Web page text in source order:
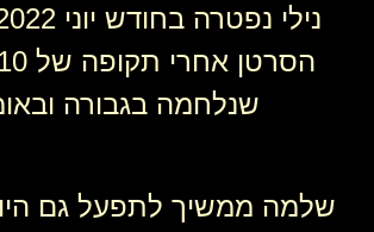
שנלחמה בגבורה
שלמה ממשיך לתפעל גם